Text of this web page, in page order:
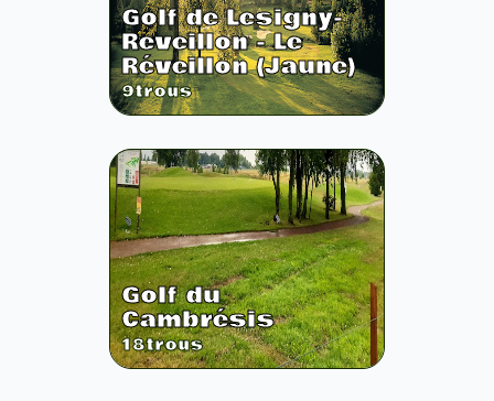
Golf de Lesigny-
Reveillon - Le
Réveillon (Jaune)
9trous
Golf du
Cambrésis
18trous